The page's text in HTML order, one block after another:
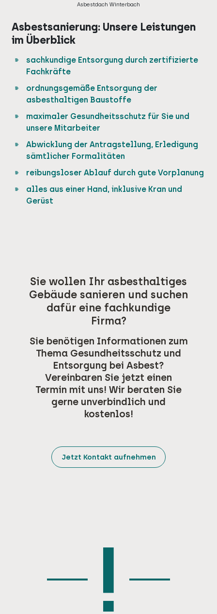
Asbestdach Winterbach
Asbestsanierung: Unsere Leistungen
im Überblick
sachkundige Entsorgung durch zertifizierte
Fachkräfte
ordnungsgemäße Entsorgung der
asbesthaltigen Baustoffe
maximaler Gesundheitsschutz für Sie und
unsere Mitarbeiter
Abwicklung der Antragstellung, Erledigung
sämtlicher Formalitäten
reibungsloser Ablauf durch gute Vorplanung
alles aus einer Hand, inklusive Kran und
Gerüst
Sie wollen Ihr asbesthaltiges
Gebäude sanieren und suchen
dafür eine fachkundige
Firma?
Sie benötigen Informationen zum
Thema Gesundheitsschutz und
Entsorgung bei Asbest?
Vereinbaren Sie jetzt einen
Termin mit uns! Wir beraten Sie
gerne unverbindlich und
kostenlos!
Jetzt Kontakt aufnehmen